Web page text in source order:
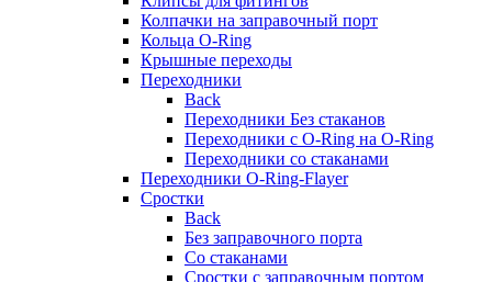
Колпачки на заправочный порт
Кольца O-Ring
Крышные переходы
Переходники
Back
Переходники Без стаканов
Переходники с O-Ring на O-Ring
Переходники со стаканами
Переходники O-Ring-Flayer
Сростки
Back
Без заправочного порта
Со стаканами
Сростки с заправочным портом